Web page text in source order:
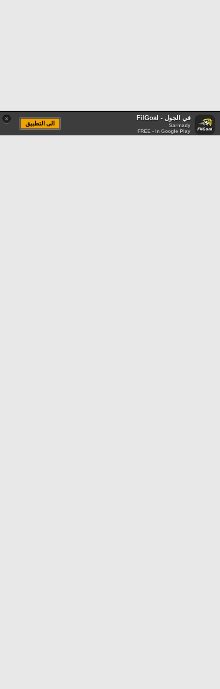
× في الجول - FilGoal
Sarmady
FREE - In Google Play
الى التطبيق